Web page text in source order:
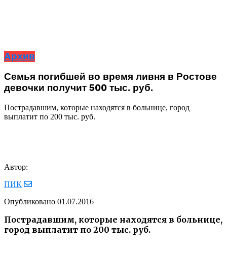
Архив
Семья погибшей во время ливня в Ростове
девочки получит 500 тыс. руб.
Пострадавшим, которые находятся в больнице, город
выплатит по 200 тыс. руб.
Автор:
ПИК
Опубликовано 01.07.2016
Пострадавшим, которые находятся в больнице,
город выплатит по 200 тыс. руб.